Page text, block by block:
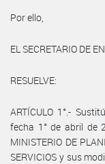
Por ello,
EL SECRETARIO DE
RESUELVE:
ARTÍCULO 1°.-
fecha 1° de abril de
MINISTERIO DE
SERVICIOS y sus